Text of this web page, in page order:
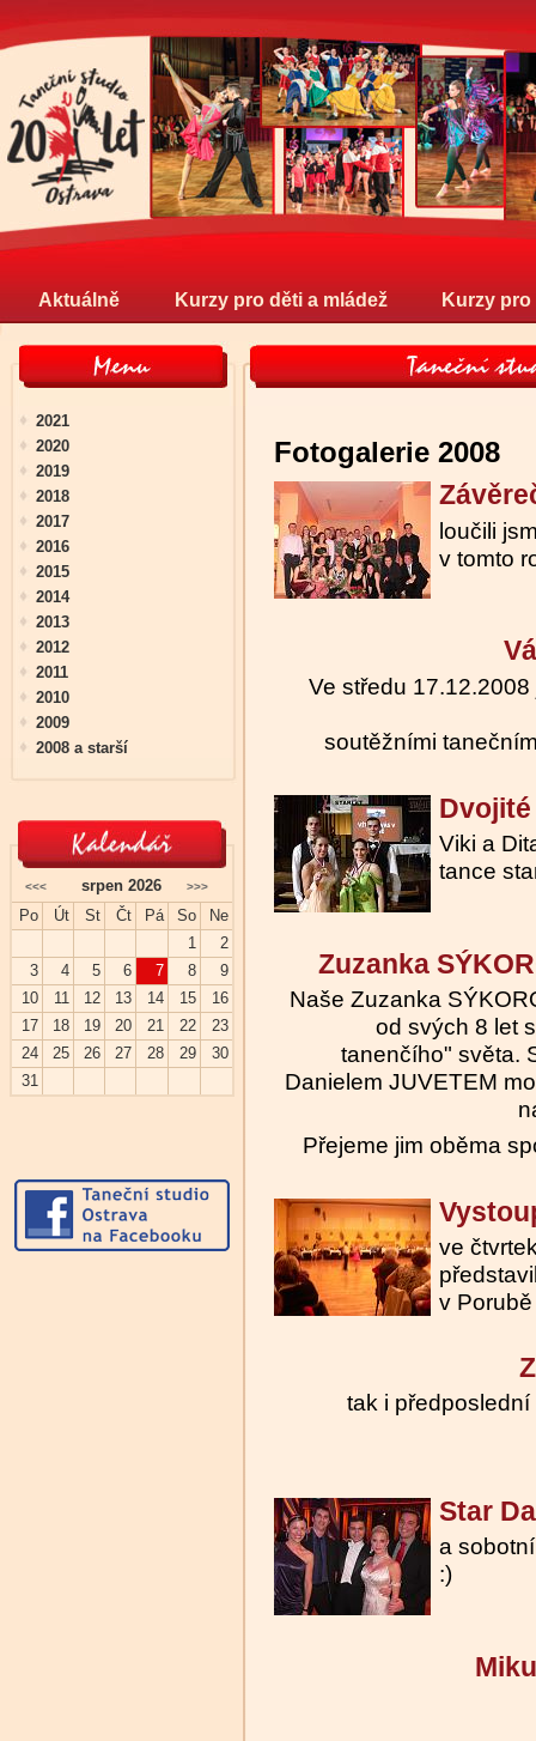
Aktuálně Kurzy pro děti a mládež Kurzy
Fotogalerie 2008
loučili
v tomto
Ve středu
soutěžními
Dvojité
Viki a
tance
Zuzanka
Naše Zuzanka
od svých 8 let
tanenčího" světa.
Danielem JUVETEM
Přejeme jim oběma
ve
v
tak i
Star
a
:)
2021
2020
2019
2018
2017
2016
2015
2014
2013
2012
2011
2010
2009
2008 a starší
<<< >>>
srpen 2026
Po
Út St Čt Pá So
Ne
1
2
3
4 5 6 7 8
9
10
11 12 13 14 15
16
17
18 19 20 21 22
23
24
25 26 27 28 29
30
31